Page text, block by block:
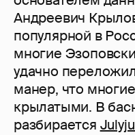
Андреевич
популярной в
многие
удачно
манер, что
крылатыми. В
разбирается